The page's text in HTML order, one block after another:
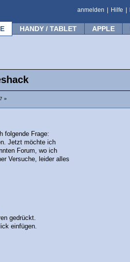
anmelden Hilfe
HANDY / TABLET APPLE
»
folgende Frage:
Jetzt möchte ich
Forum, wo ich
Versuche, leider alles
gedrückt.
einfügen.